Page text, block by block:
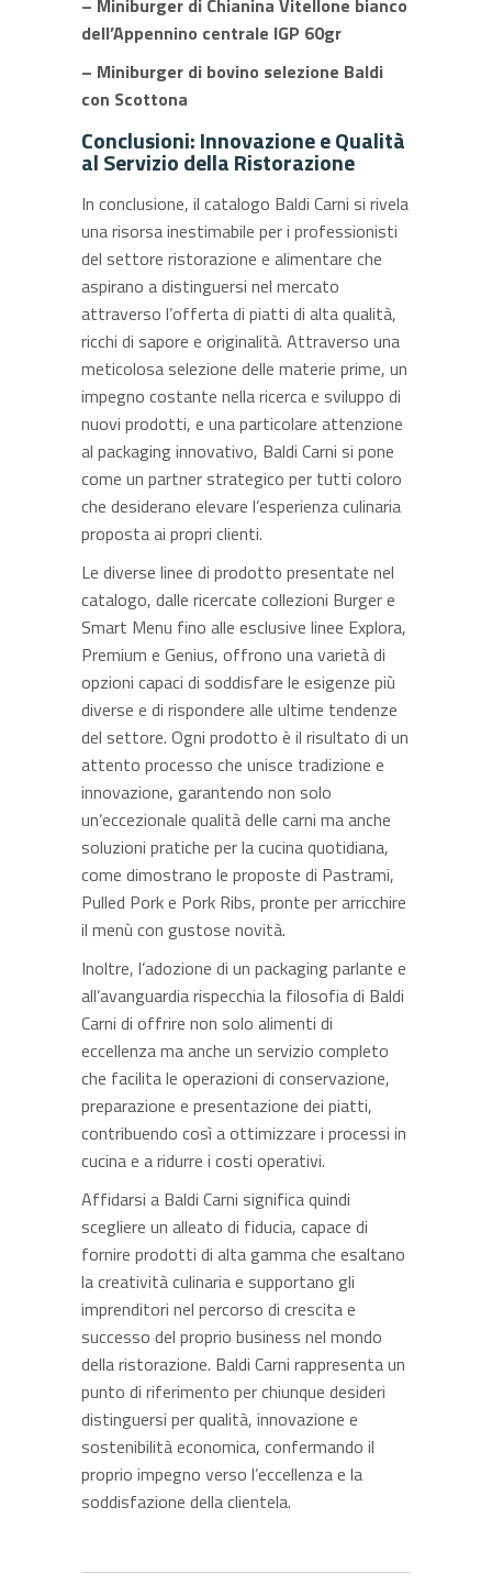
dell’Appennino centrale IGP 60gr
– Miniburger di bovino selezione Baldi
con Scottona
Conclusioni: Innovazione e Qualità
al Servizio della Ristorazione
In conclusione, il catalogo Baldi Carni si rivela
una risorsa inestimabile per i professionisti
del settore ristorazione e alimentare che
aspirano a distinguersi nel mercato
attraverso l’offerta di piatti di alta qualità,
ricchi di sapore e originalità. Attraverso una
meticolosa selezione delle materie prime, un
impegno costante nella ricerca e sviluppo di
nuovi prodotti, e una particolare attenzione
al packaging innovativo, Baldi Carni si pone
come un partner strategico per tutti coloro
che desiderano elevare l’esperienza culinaria
proposta ai propri clienti.
Le diverse linee di prodotto presentate nel
catalogo, dalle ricercate collezioni Burger e
Smart Menu fino alle esclusive linee Explora,
Premium e Genius, offrono una varietà di
opzioni capaci di soddisfare le esigenze più
diverse e di rispondere alle ultime tendenze
del settore. Ogni prodotto è il risultato di un
attento processo che unisce tradizione e
innovazione, garantendo non solo
un’eccezionale qualità delle carni ma anche
soluzioni pratiche per la cucina quotidiana,
come dimostrano le proposte di Pastrami,
Pulled Pork e Pork Ribs, pronte per arricchire
il menù con gustose novità.
Inoltre, l’adozione di un packaging parlante e
all’avanguardia rispecchia la filosofia di Baldi
Carni di offrire non solo alimenti di
eccellenza ma anche un servizio completo
che facilita le operazioni di conservazione,
preparazione e presentazione dei piatti,
contribuendo così a ottimizzare i processi in
cucina e a ridurre i costi operativi.
Affidarsi a Baldi Carni significa quindi
scegliere un alleato di fiducia, capace di
fornire prodotti di alta gamma che esaltano
la creatività culinaria e supportano gli
imprenditori nel percorso di crescita e
successo del proprio business nel mondo
della ristorazione. Baldi Carni rappresenta un
punto di riferimento per chiunque desideri
distinguersi per qualità, innovazione e
sostenibilità economica, confermando il
proprio impegno verso l’eccellenza e la
soddisfazione della clientela.